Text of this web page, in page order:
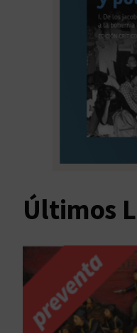
Últimos